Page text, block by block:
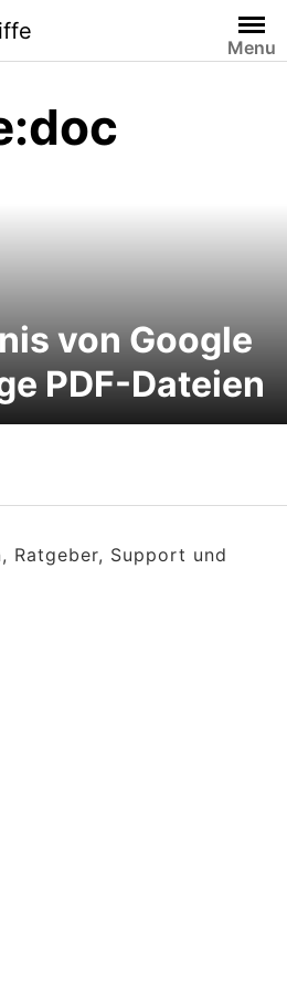
Menu
von Google
PDF-Dateien
Ratgeber, Support und